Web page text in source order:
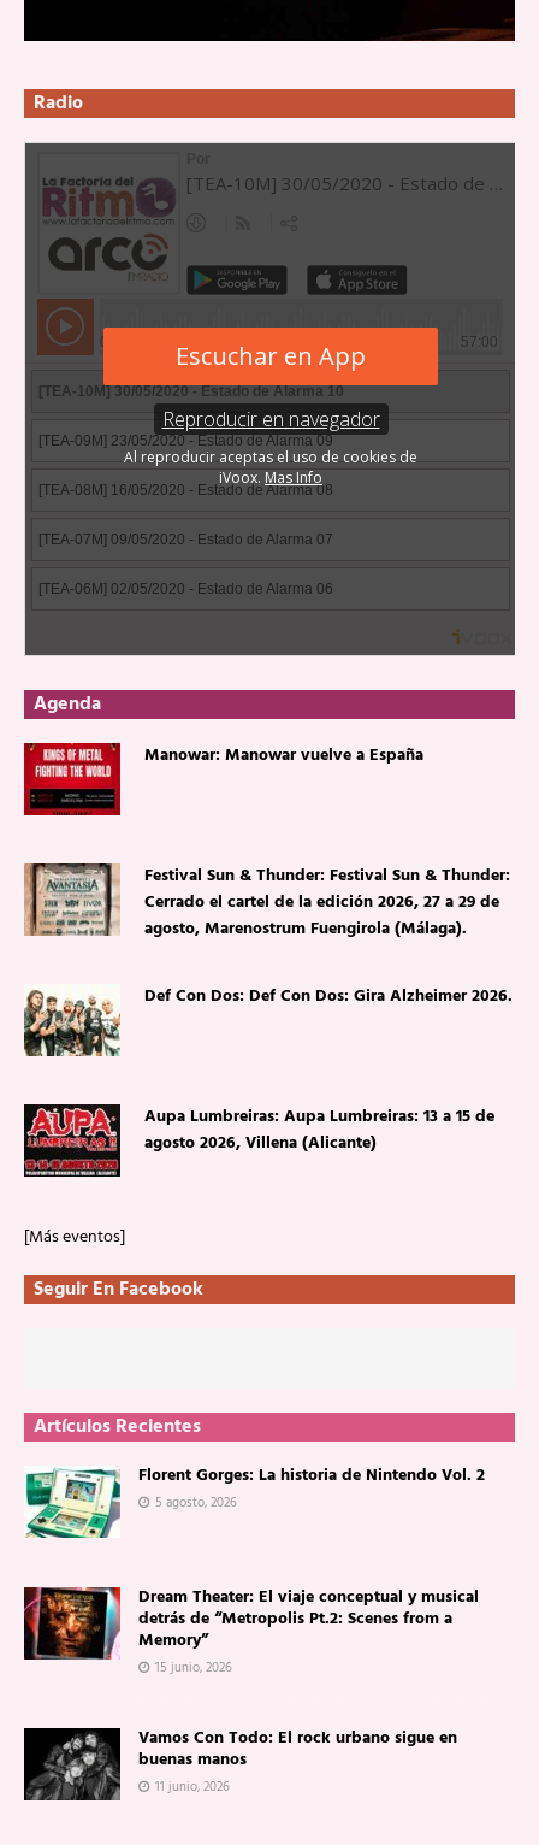
Radio
Agenda
Manowar: Manowar vuelve a España
Festival Sun & Thunder: Festival Sun & Thunder:
Cerrado el cartel de la edición 2026, 27 a 29 de
agosto, Marenostrum Fuengirola (Málaga).
Def Con Dos: Def Con Dos: Gira Alzheimer 2026.
Aupa Lumbreiras: Aupa Lumbreiras: 13 a 15 de
agosto 2026, Villena (Alicante)
[Más eventos]
Seguir En Facebook
Artículos Recientes
Florent Gorges: La historia de Nintendo Vol. 2
5 agosto, 2026
Dream Theater: El viaje conceptual y musical
detrás de “Metropolis Pt.2: Scenes from a
Memory”
15 junio, 2026
Vamos Con Todo: El rock urbano sigue en
buenas manos
11 junio, 2026